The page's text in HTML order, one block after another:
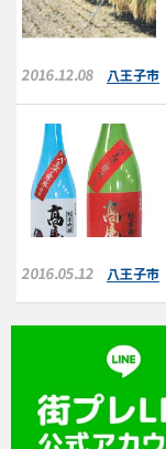
2016.12.08 八王子市
2016.05.12 八王子市